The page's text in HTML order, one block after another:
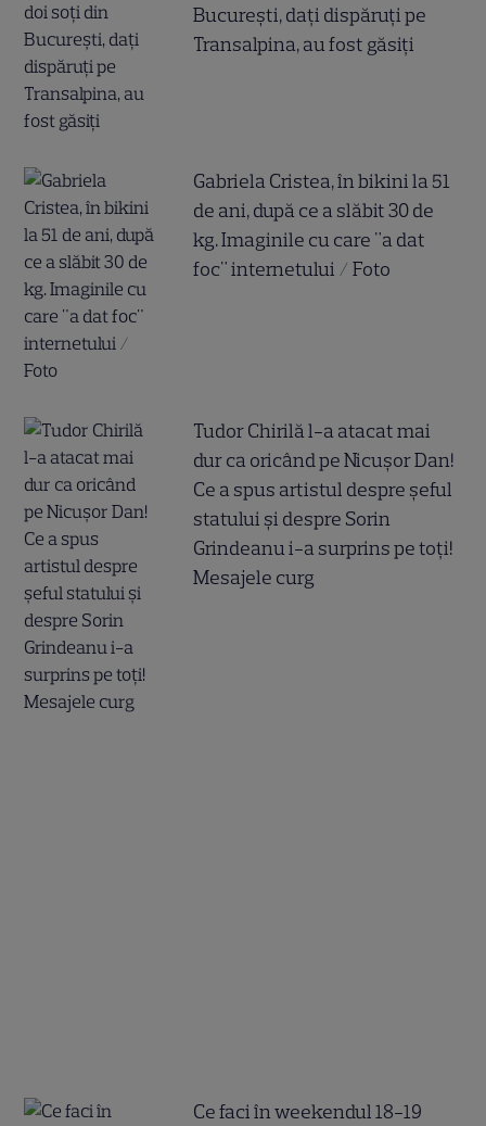
București, dați dispăruți pe
Transalpina, au fost găsiți
Gabriela Cristea, în bikini la 51
de ani, după ce a slăbit 30 de
kg. Imaginile cu care "a dat
foc" internetului / Foto
Tudor Chirilă l-a atacat mai
dur ca oricând pe Nicușor Dan!
Ce a spus artistul despre șeful
statului și despre Sorin
Grindeanu i-a surprins pe toți!
Mesajele curg
Ce faci în weekendul 18-19